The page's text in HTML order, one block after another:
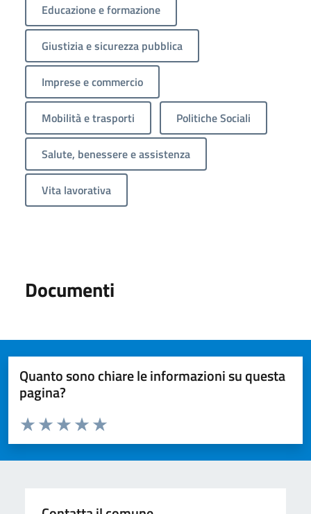
Educazione e formazione
Giustizia e sicurezza pubblica
Imprese e commercio
Mobilità e trasporti Politiche Sociali
Salute, benessere e assistenza
Vita lavorativa
Documenti
Quanto sono chiare le informazioni su questa
pagina?
Valuta da 1 a 5 stelle la pagina
Valuta 5 stelle su 5
Valuta 4 stelle su 5
Valuta 3 stelle su 5
Valuta 2 stelle su 5
Valuta 1 stelle su 5